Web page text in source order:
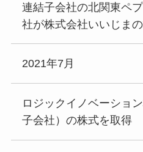
連結子会社の北関東ペ
社が株式会社いいじま
2021年7月
ロジックイノベーショ
子会社）の株式を取得